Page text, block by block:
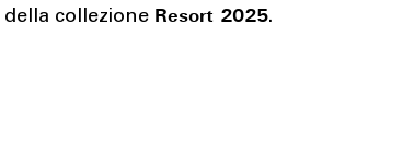
della collezione Resort 2025.